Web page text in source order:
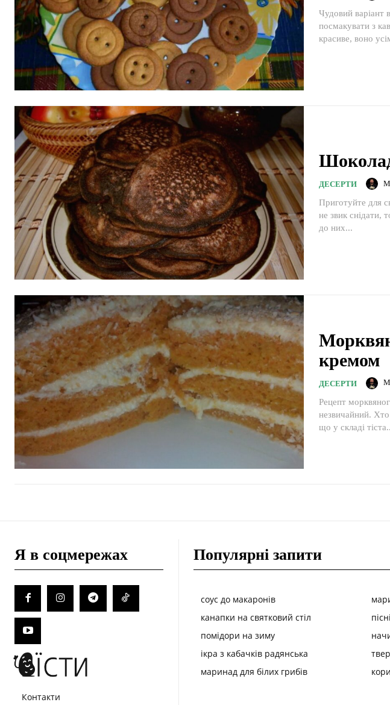
Чудовий варіант
посмакувати з
красиве, воно
ДЕСЕРТИ
Приготуйте для
не звик снідати,
до них...
кремом
ДЕСЕРТИ
Рецепт
незвичайний. Хто
що у складі
Я в соцмережах
Контакти
Популярні запити
соус до макаронів
канапки на святковий стіл
помідори на зиму
ікра з кабачків радянська
маринад для білих грибів